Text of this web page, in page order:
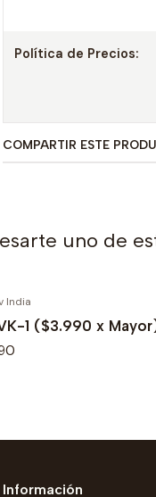
Política de Precios:
COMPARTIR ESTE
uno de
India
1 ($3.990 x
Información